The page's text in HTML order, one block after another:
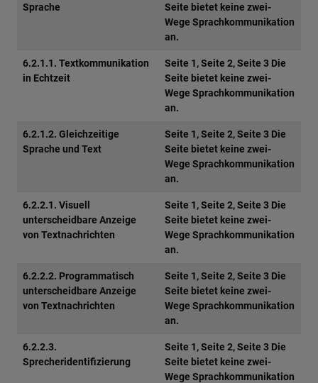
Sprache
Seite bietet keine zwei-
Wege Sprachkommunikation
an.
6.2.1.1. Textkommunikation
in Echtzeit
Seite 1, Seite 2, Seite 3 Die
Seite bietet keine zwei-
Wege Sprachkommunikation
an.
6.2.1.2. Gleichzeitige
Sprache und Text
Seite 1, Seite 2, Seite 3 Die
Seite bietet keine zwei-
Wege Sprachkommunikation
an.
6.2.2.1. Visuell
unterscheidbare Anzeige
von Textnachrichten
Seite 1, Seite 2, Seite 3 Die
Seite bietet keine zwei-
Wege Sprachkommunikation
an.
6.2.2.2. Programmatisch
unterscheidbare Anzeige
von Textnachrichten
Seite 1, Seite 2, Seite 3 Die
Seite bietet keine zwei-
Wege Sprachkommunikation
an.
6.2.2.3.
Sprecheridentifizierung
Seite 1, Seite 2, Seite 3 Die
Seite bietet keine zwei-
Wege Sprachkommunikation